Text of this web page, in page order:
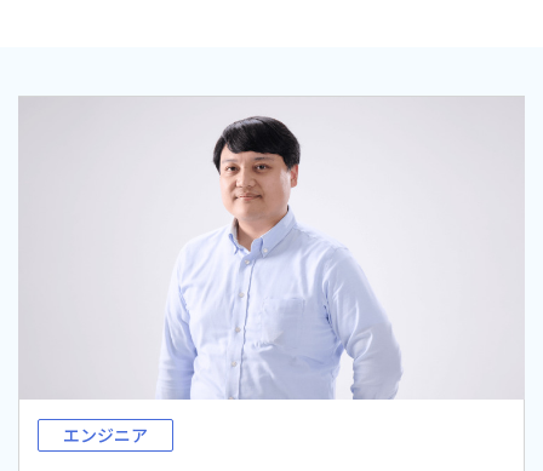
エンジニア